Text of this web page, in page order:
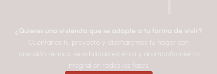
¿Quieres una vivienda que se adapte a tu forma de vivir?
Cuéntanos tu proyecto y diseñaremos tu hogar con
precisión técnica, sensibilidad estética y acompañamiento
integral en todas las fases.